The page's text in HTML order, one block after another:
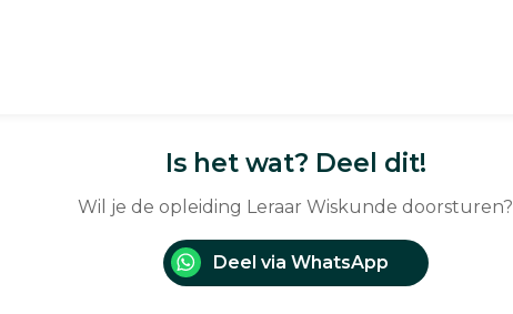
Is het wat? Deel dit!
Wil je de opleiding Leraar Wiskunde doorsturen?
Deel via WhatsApp